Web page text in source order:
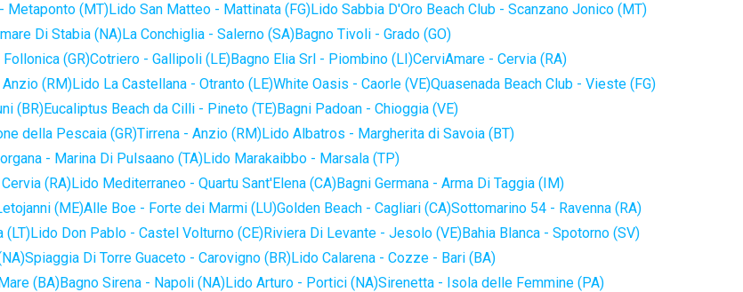
Metaponto (MT)Lido San Matteo - Mattinata (FG)Lido Sabbia D'Oro Beach Club - Scanzano Jonico (MT)
Di Stabia (NA)La Conchiglia - Salerno (SA)Bagno Tivoli - Grado (GO)
(GR)Cotriero - Gallipoli (LE)Bagno Elia Srl - Piombino (LI)CerviAmare - Cervia (RA)
(RM)Lido La Castellana - Otranto (LE)White Oasis - Caorle (VE)Quasenada Beach Club - Vieste (FG)
(BR)Eucaliptus Beach da Cilli - Pineto (TE)Bagni Padoan - Chioggia (VE)
della Pescaia (GR)Tirrena - Anzio (RM)Lido Albatros - Margherita di Savoia (BT)
- Marina Di Pulsaano (TA)Lido Marakaibbo - Marsala (TP)
(RA)Lido Mediterraneo - Quartu Sant'Elena (CA)Bagni Germana - Arma Di Taggia (IM)
(ME)Alle Boe - Forte dei Marmi (LU)Golden Beach - Cagliari (CA)Sottomarino 54 - Ravenna (RA)
(LT)Lido Don Pablo - Castel Volturno (CE)Riviera Di Levante - Jesolo (VE)Bahia Blanca - Spotorno (SV)
Spiaggia Di Torre Guaceto - Carovigno (BR)Lido Calarena - Cozze - Bari (BA)
(BA)Bagno Sirena - Napoli (NA)Lido Arturo - Portici (NA)Sirenetta - Isola delle Femmine (PA)